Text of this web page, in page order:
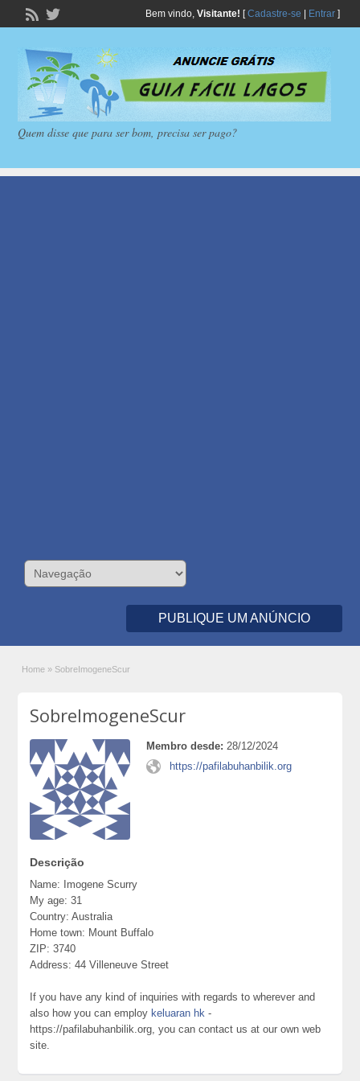
Bem vindo, Visitante! [Cadastre-se Entrar]
Quem disse que para ser bom, precisa ser pago?
PUBLIQUE UM ANÚNCIO
Home » SobreImogeneScur
SobreImogeneScur
Membro desde: 28/12/2024
https://pafilabuhanbilik.org
Descrição
Name: Imogene Scurry
My age: 31
Country: Australia
Home town: Mount Buffalo
ZIP: 3740
Address: 44 Villeneuve Street
If you have any kind of inquiries with regards to wherever and
also how you can employ keluaran hk -
https://pafilabuhanbilik.org, you can contact us at our own web
site.